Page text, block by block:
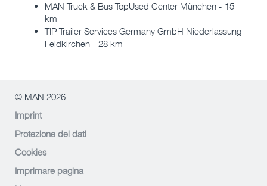
MAN Truck & Bus TopUsed Center München - 15
km
TIP Trailer Services Germany GmbH Niederlassung
Feldkirchen - 28 km
© MAN 2026
Imprint
Protezione dei dati
Cookies
Imprimare pagina